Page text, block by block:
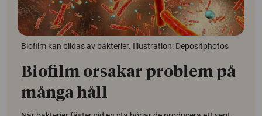
Biofilm kan bildas av bakterier. Illustration: Depositphotos
Biofilm orsakar problem på
många håll